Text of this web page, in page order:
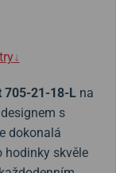
↓
705-21-18-L na
s
dokonalá
hodinky skvěle